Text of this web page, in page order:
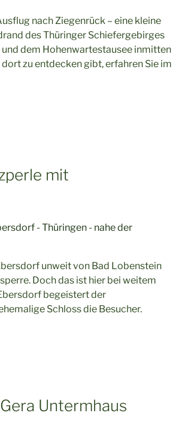
nach Ziegenrück – eine kleine
des Thüringer Schiefergebirges
dem Hohenwartestausee inmitten
zu entdecken gibt, erfahren Sie im
mit
unweit von Bad Lobenstein
Doch das ist hier bei weitem
begeistert der
Schloss die Besucher.
Untermhaus